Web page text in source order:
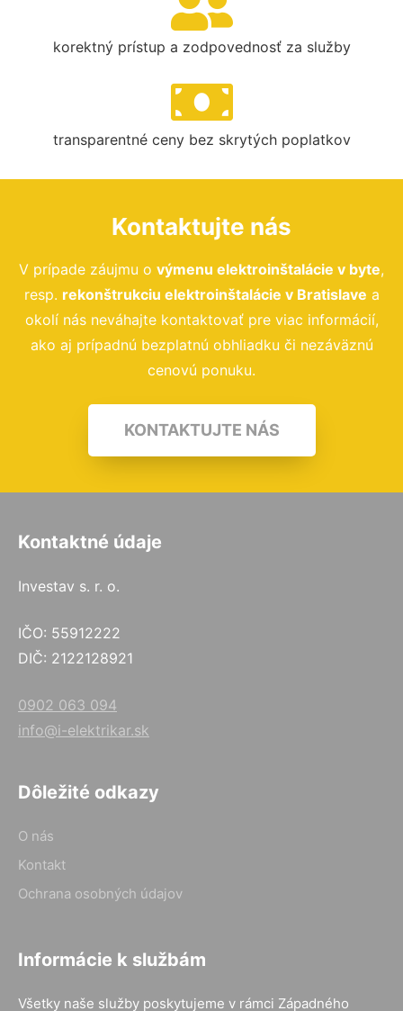
korektný prístup a zodpovednosť za služby
transparentné ceny bez skrytých poplatkov
Kontaktujte nás
V prípade záujmu o výmenu elektroinštalácie v byte,
resp. rekonštrukciu elektroinštalácie v Bratislave a
okolí nás neváhajte kontaktovať pre viac informácií,
ako aj prípadnú bezplatnú obhliadku či nezáväznú
cenovú ponuku.
KONTAKTUJTE NÁS
Kontaktné údaje
Investav s. r. o.
IČO: 55912222
DIČ: 2122128921
0902 063 094
info@i-elektrikar.sk
Dôležité odkazy
O nás
Kontakt
Ochrana osobných údajov
Informácie k službám
Všetky naše služby poskytujeme v rámci Západného